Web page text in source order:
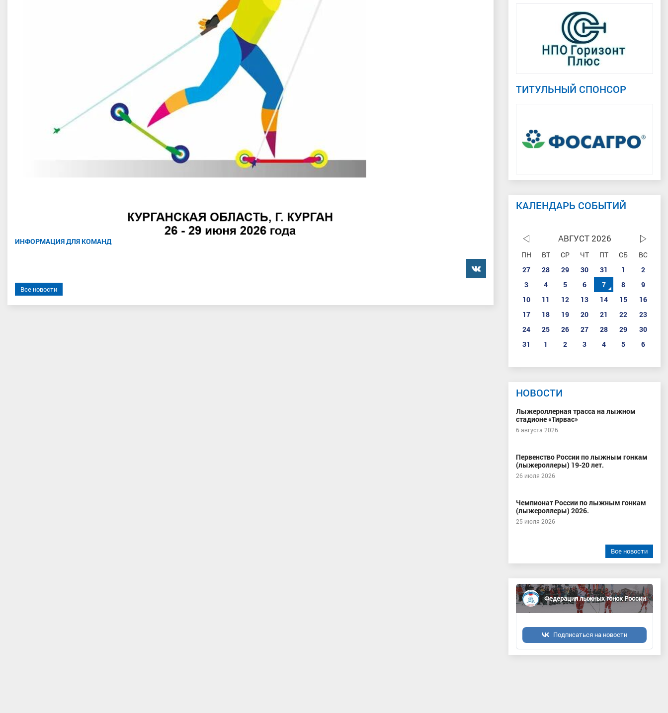
ИНФОРМАЦИЯ ДЛЯ КОМАНД
���������
Все новости
ТИТУЛЬНЫЙ СПОНСОР
КАЛЕНДАРЬ СОБЫТИЙ
АВГУСТ 2026
ПН ВТ СР ЧТ ПТ СБ
ВС
27
28 29 30 31 1
2
3
4 5 6 7 8
9
10
11 12 13 14 15
16
17
18 19 20 21 22
23
24
25 26 27 28 29
30
31
1 2 3 4 5 6
НОВОСТИ
Лыжероллерная трасса на лыжном
стадионе «Тирвас»
6 августа 2026
Первенство России по лыжным гонкам
(лыжероллеры) 19-20 лет.
26 июля 2026
Чемпионат России по лыжным гонкам
(лыжероллеры) 2026.
25 июля 2026
Все новости
Федерация лыжных гонок России
Подписаться на новости